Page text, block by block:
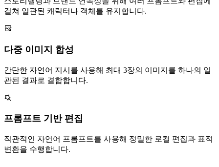
걸쳐 일관된 캐릭터나 객체를 유지합니다.
다중 이미지 합성
간단한 자연어 지시를 사용해 최대 3장의 이미지를 하나의 일
관된 결과로 결합합니다.
프롬프트 기반 편집
직관적인 자연어 프롬프트를 사용해 정밀한 로컬 편집과 표적
변환을 수행합니다.